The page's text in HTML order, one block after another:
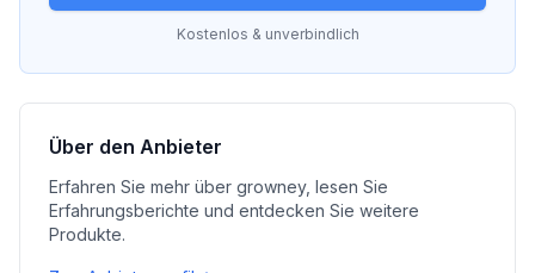
Kostenlos & unverbindlich
Über den Anbieter
Erfahren Sie mehr über growney, lesen Sie
Erfahrungsberichte und entdecken Sie weitere
Produkte.